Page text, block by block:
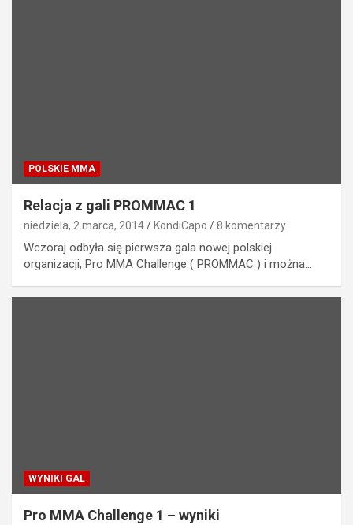
POLSKIE MMA
Relacja z gali PROMMAC 1
niedziela, 2 marca, 2014 KondiCapo 8 komentarzy
Wczoraj odbyła się pierwsza gala nowej polskiej
organizacji, Pro MMA Challenge ( PROMMAC ) i można…
WYNIKI GAL
Pro MMA Challenge 1 – wyniki